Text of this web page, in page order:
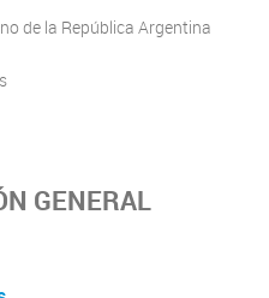
de la República Argentina
GENERAL